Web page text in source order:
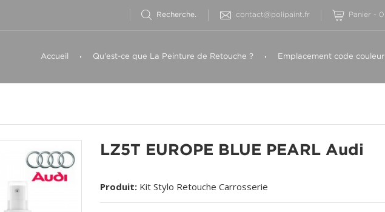
contact@polipaint.fr Panier - 0
Accueil Qu'est-ce que La Peinture de Retouche ? Emplacement code couleur
LZ5T EUROPE BLUE PEARL Audi
Produit: Kit Stylo Retouche Carrosserie